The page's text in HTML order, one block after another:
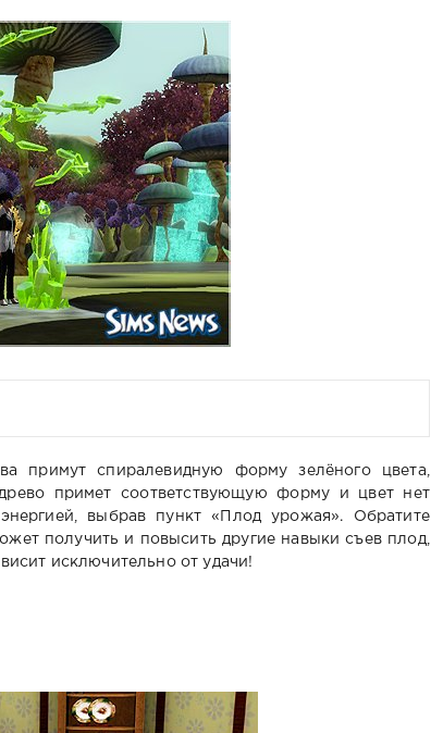
примут спиралевидную форму зелёного цвета,
примет соответствующую форму и цвет нет
выбрав пункт «Плод урожая». Обратите
получить и повысить другие навыки съев плод,
исключительно от удачи!